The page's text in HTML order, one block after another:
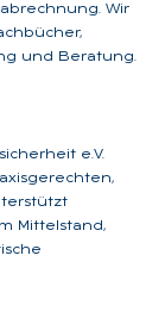
Wir
und Beratung.
e.V.
Mittelstand,